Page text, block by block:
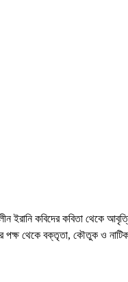
ইরানি কবিদের কবিতা থেকে
পক্ষ থেকে বক্তৃতা, কৌতুক ও